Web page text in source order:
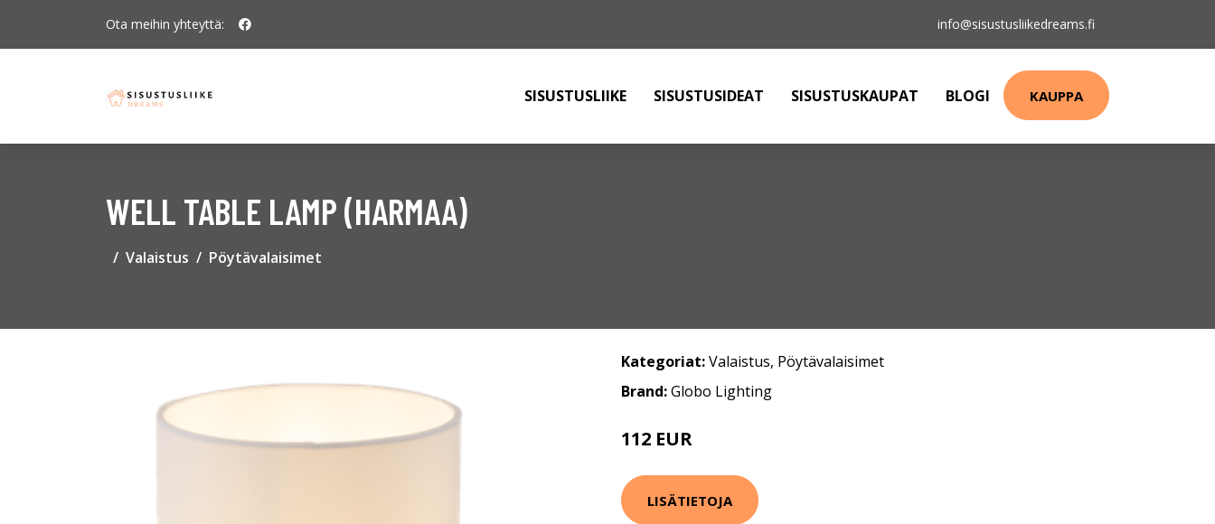
Ota meihin yhteyttä: info@sisustusliikedreams.fi
SISUSTUSLIIKE SISUSTUSIDEAT SISUSTUSKAUPAT BLOGI KAUPPA
WELL TABLE LAMP (HARMAA)
Valaistus Pöytävalaisimet
Kategoriat:Valaistus, Pöytävalaisimet
Brand:Globo Lighting
112 EUR
LISÄTIETOJA